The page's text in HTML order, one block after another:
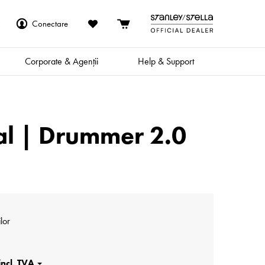
Conectare
Corporate & Agenții Help & Support
| Drummer 2.0